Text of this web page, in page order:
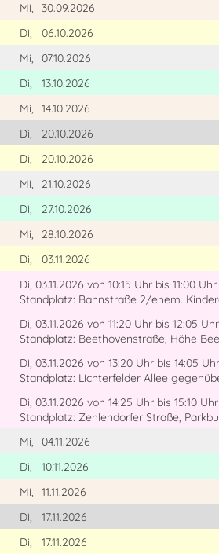
Mi,
30.09.2026
Di,
06.10.2026
Mi,
07.10.2026
Di,
13.10.2026
Mi,
14.10.2026
Di,
20.10.2026
Di,
20.10.2026
Mi,
21.10.2026
Di,
27.10.2026
Mi,
28.10.2026
Di,
03.11.2026
Di, 03.11.2026 von 10:15 Uhr bis 11:00 Uhr
Standplatz: Bahnstraße 2/ehem.
Di, 03.11.2026 von 11:20 Uhr bis 12:05 Uhr
Standplatz: Beethovenstraße, Höhe
Di, 03.11.2026 von 13:20 Uhr bis 14:05 Uhr
Standplatz: Lichterfelder Allee
Di, 03.11.2026 von 14:25 Uhr bis 15:10 Uhr
Standplatz: Zehlendorfer Straße,
Mi,
04.11.2026
Di,
10.11.2026
Mi,
11.11.2026
Di,
17.11.2026
Di, 17.11.2026